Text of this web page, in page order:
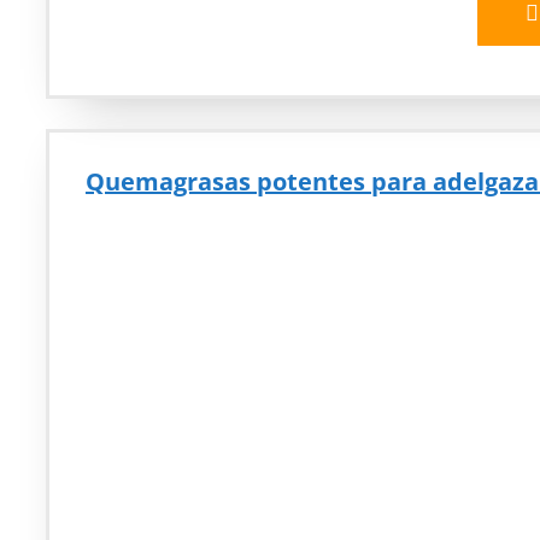
Quemagrasas potentes para